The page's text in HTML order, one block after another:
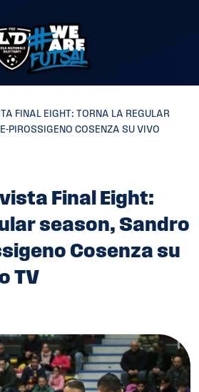
FINAL EIGHT: TORNA LA REGULAR
PIROSSIGENO COSENZA SU VIVO
Final Eight:
season, Sandro
Cosenza su
TV